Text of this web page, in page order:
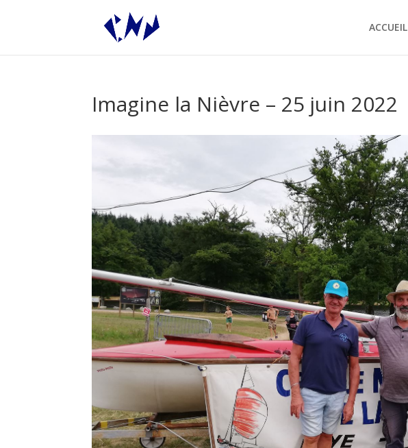
ACCUEIL
Imagine la Nièvre – 25 juin 2022